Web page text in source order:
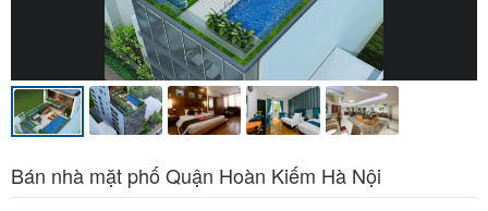
Bán nhà mặt phố Quận Hoàn Kiếm Hà Nội